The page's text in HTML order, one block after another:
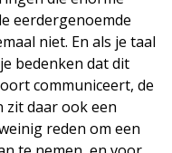
eerdergenoemde
niet. En als je taal
bedenken dat dit
communiceert, de
zit daar ook een
reden om een